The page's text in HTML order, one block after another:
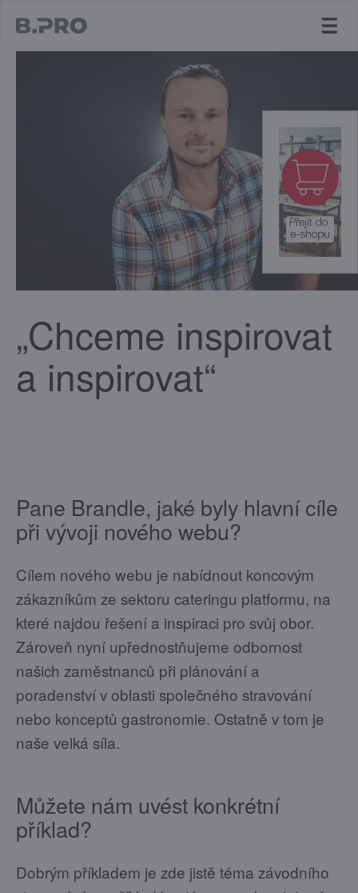
„Chceme inspirovat
a inspirovat“
Pane Brandle, jaké byly hlavní cíle
při vývoji nového webu?
Cílem nového webu je nabídnout koncovým
zákazníkům ze sektoru cateringu platformu, na
které najdou řešení a inspiraci pro svůj obor.
Zároveň nyní upřednostňujeme odbornost
našich zaměstnanců při plánování a
poradenství v oblasti společného stravování
nebo konceptů gastronomie. Ostatně v tom je
naše velká síla.
Můžete nám uvést konkrétní
příklad?
Dobrým příkladem je zde jistě téma závodního